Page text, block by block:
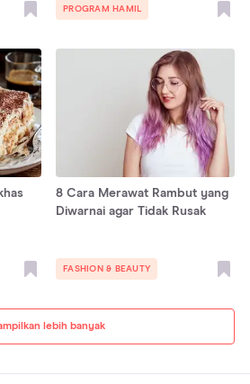
lebih banyak
PROGRAM HAMIL
8 Cara Merawat Rambut yang
Diwarnai agar Tidak Rusak
FASHION & BEAUTY